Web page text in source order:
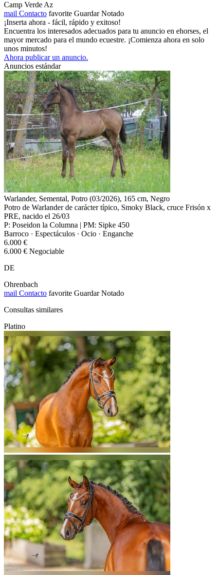
Camp Verde Az
mail Contacto favorite Guardar Notado
¡Inserta ahora - fácil, rápido y exitoso!
Encuentra los interesados adecuados para tu anuncio en ehorses, el
mayor mercado para el mundo ecuestre. ¡Comienza ahora en solo
unos minutos!
Ahora publicar un anuncio.
Anuncios estándar
Warlander, Semental, Potro (03/2026), 165 cm, Negro
Potro de Warlander de carácter típico, Smoky Black, cruce Frisón x
PRE, nacido el 26/03
P: Poseidon la Columna | PM: Sipke 450
Barroco · Espectáculos · Ocio · Enganche
6.000 €
6.000 € Negociable
DE
Ohrenbach
mail Contacto favorite Guardar Notado
Consultas similares
Platino